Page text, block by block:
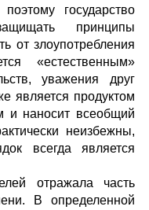
государство
принципы
от злоупотребления
«естественным»
уважения друг
является продуктом
и наносит всеобщий
неизбежны,
всегда является
отражала часть
В определенной